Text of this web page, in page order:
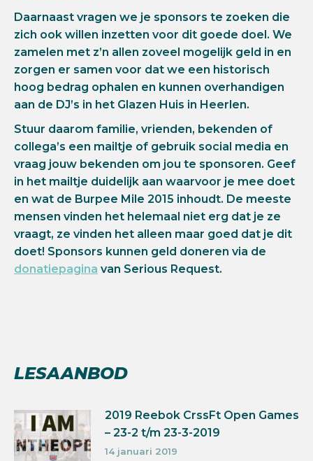
Daarnaast vragen we je sponsors te zoeken die
zich ook willen inzetten voor dit goede doel. We
zamelen met z’n allen zoveel mogelijk geld in en
zorgen er samen voor dat we een historisch
hoog bedrag ophalen en kunnen overhandigen
aan de DJ’s in het Glazen Huis in Heerlen.
Stuur daarom familie, vrienden, bekenden of
collega’s een mailtje of gebruik social media en
vraag jouw bekenden om jou te sponsoren. Geef
in het mailtje duidelijk aan waarvoor je mee doet
en wat de Burpee Mile 2015 inhoudt. De meeste
mensen vinden het helemaal niet erg dat je ze
vraagt, ze vinden het alleen maar goed dat je dit
doet! Sponsors kunnen geld doneren via de
donatiepagina van Serious Request.
LESAANBOD
2019 Reebok CrssFt Open Games
– 23-2 t/m 23-3-2019
14 januari 2019